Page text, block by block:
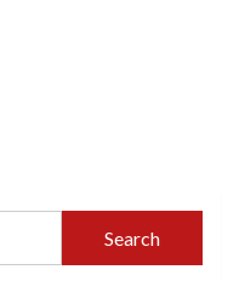
Search